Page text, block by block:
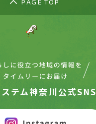
テム神奈川公式SNS